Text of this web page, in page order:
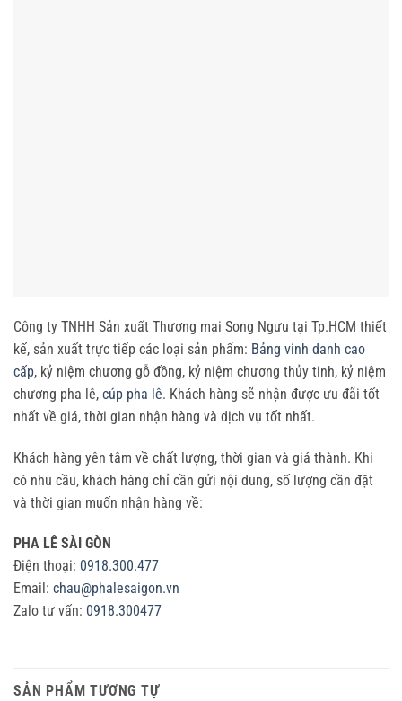
Công ty TNHH Sản xuất Thương mại Song Ngưu tại Tp.HCM thiết
kế, sản xuất trực tiếp các loại sản phẩm: Bảng vinh danh cao
cấp, kỷ niệm chương gỗ đồng, kỷ niệm chương thủy tinh, kỷ niệm
chương pha lê, cúp pha lê. Khách hàng sẽ nhận được ưu đãi tốt
nhất về giá, thời gian nhận hàng và dịch vụ tốt nhất.
Khách hàng yên tâm về chất lượng, thời gian và giá thành. Khi
có nhu cầu, khách hàng chỉ cần gửi nội dung, số lượng cần đặt
và thời gian muốn nhận hàng về:
PHA LÊ SÀI GÒN
Điện thoại: 0918.300.477
Email: chau@phalesaigon.vn
Zalo tư vấn: 0918.300477
SẢN PHẨM TƯƠNG TỰ